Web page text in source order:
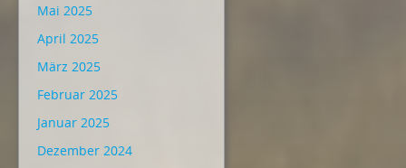
Mai 2025
April 2025
März 2025
Februar 2025
Januar 2025
Dezember 2024